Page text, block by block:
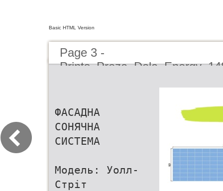
Basic HTML Version
Page 3 -
ФАСАДНА
СОНЯЧНА
СИСТЕМА
Модель: Уолл-
Стріт